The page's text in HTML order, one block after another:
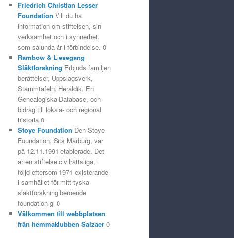
Friedrich Christian Lesser
Foundation Vill du ha
information om stiftelsen, sin
verksamhet och i synnerhet,
som sålunda är i förbindelse. 0
Rambow & Liesegang
Släktforskning Erbjuds familjen
berättelser, Uppslagsverk,
Stammtafeln, Heraldik, En
Genealogiska Database, och
bidrag till lokala- och regional
historia 0
Stoye Foundation Den Stoye
Foundation, Sits Marburg, var
på 12.11.1991 etablerade. Det
är en stiftelse civilrättsliga, i
följd eftersom 1971 existerande
i samhället för mitt tyska
släktforskning beroende
foundation gl 0
Välkommen till webbplatsen
från hemmaklubben Salzaer 0